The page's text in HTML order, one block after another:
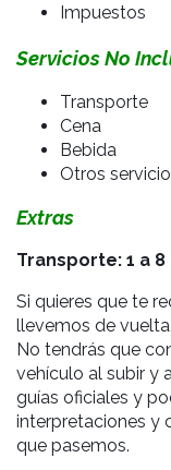
Impuestos
Servicios No
Transporte
Cena
Bebida
Otros
Extras
Transporte: 1 a
Si quieres que te
llevemos de
No tendrás que
vehículo al subir y
guías oficiales y
interpretaciones y
que pasemos.